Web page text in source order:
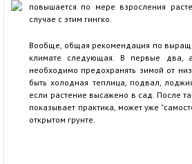
повышается по мере взросления
случае с этим гингко.
Вообще, общая рекомендация по
климате следующая. В первые два,
необходимо предохранять зимой от
быть холодная теплица, подвал,
если растение высажено в сад. После
показывает практика, может уже
открытом грунте.